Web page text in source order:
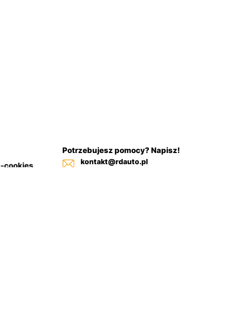
cookies
Potrzebujesz pomocy? Napisz!
kontakt@rdauto.pl